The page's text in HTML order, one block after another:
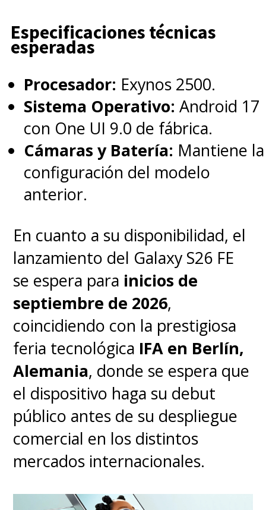
Especificaciones técnicas
esperadas
Procesador: Exynos 2500.
Sistema Operativo: Android 17
con One UI 9.0 de fábrica.
Cámaras y Batería: Mantiene la
configuración del modelo
anterior.
En cuanto a su disponibilidad, el
lanzamiento del Galaxy S26 FE
se espera para inicios de
septiembre de 2026,
coincidiendo con la prestigiosa
feria tecnológica IFA en Berlín,
Alemania, donde se espera que
el dispositivo haga su debut
público antes de su despliegue
comercial en los distintos
mercados internacionales.